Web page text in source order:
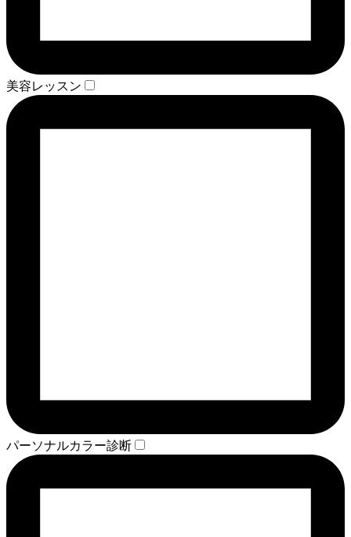
美容レッスン
パーソナルカラー診断